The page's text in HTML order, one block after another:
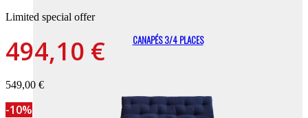
CANAPÉS 3/4 PLACES
Limited special offer
494,10 €
549,00 €
-10%